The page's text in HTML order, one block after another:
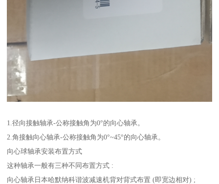
1.径向接触轴承-公称接触角为0°的向心轴承。
2.角接触向心轴承-公称接触角为0°~45°的向心轴承。
向心球轴承安装布置方式
这种轴承一般有三种不同布置方式 :
向心轴承日本哈默纳科谐波减速机背对背式布置 (即宽边相对) ;